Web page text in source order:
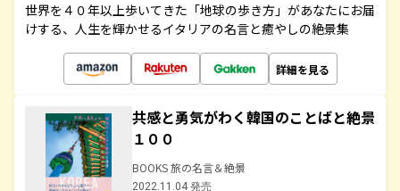
世界を４０年以上歩いてきた「地球の歩き方」があなたにお届
けする、人生を輝かせるイタリアの名言と癒やしの絶景集
詳細を見る
共感と勇気がわく韓国のことばと絶景
１００
BOOKS 旅の名言＆絶景
2022.11.04 発売